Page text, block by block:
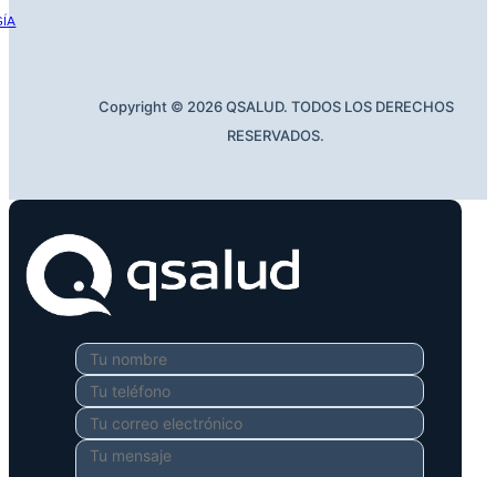
Copyright © 2026 QSALUD. TODOS LOS DERECHOS
RESERVADOS.